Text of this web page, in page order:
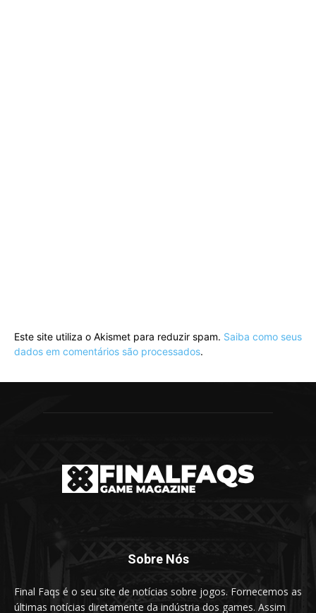
Este site utiliza o Akismet para reduzir spam. Saiba como seus
dados em comentários são processados.
Sobre Nós
Final Faqs é o seu site de notícias sobre jogos. Fornecemos as
últimas notícias diretamente da indústria dos games. Assim